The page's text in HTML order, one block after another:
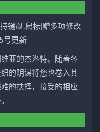
键盘.鼠标|赠多项修改
号更新
亚的杰洛特。随着各
的阴谋将您也卷入其
的抉择，接受的相应